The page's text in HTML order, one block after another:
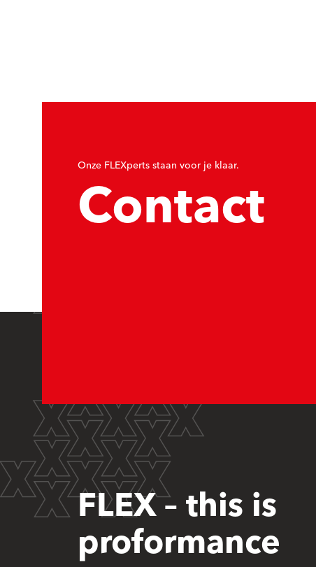
Onze FLEXperts staan voor je klaar.
Contact
FLEX – this is
proformance